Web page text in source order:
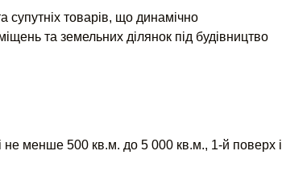
товарів, що динамічно
та земельних ділянок під будівництво
не менше 500 кв.м. до 5 000 кв.м., 1-й поверх і